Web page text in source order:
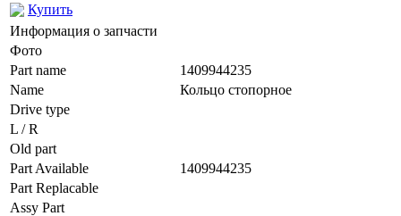
Купить
Информация о запчасти
Фото
Part name
1409944235
Name
Кольцо стопорное
Drive type
L / R
Old part
Part Available
1409944235
Part Replacable
Assy Part